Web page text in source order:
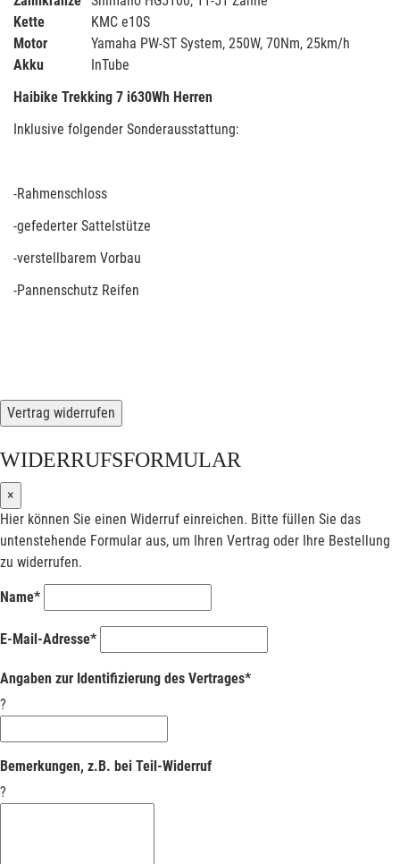
Kette
KMC e10S
Motor
Yamaha PW-ST System, 250W, 70Nm, 25km/h
Akku
InTube
Haibike Trekking 7 i630Wh Herren
Inklusive folgender Sonderausstattung:
-Rahmenschloss
-gefederter Sattelstütze
-verstellbarem Vorbau
-Pannenschutz Reifen
Vertrag widerrufen
WIDERRUFSFORMULAR
×
Hier können Sie einen Widerruf einreichen. Bitte füllen Sie das
untenstehende Formular aus, um Ihren Vertrag oder Ihre Bestellung
zu widerrufen.
Name*
E-Mail-Adresse*
Angaben zur Identifizierung des Vertrages*
?
Bemerkungen, z.B. bei Teil-Widerruf
?